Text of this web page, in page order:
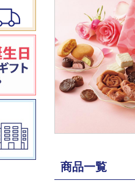
商品一覧